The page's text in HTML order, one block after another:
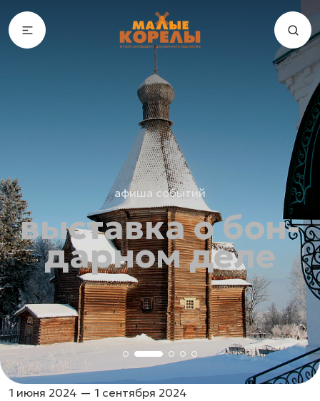
афиша событий
выставка о бон­
дар­ном деле
1 июня 2024 — 1 сентября 2024